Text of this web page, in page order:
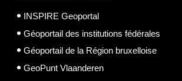
INSPIRE Geoportal
Géoportail des institutions fédérales
Géoportail de la Région bruxelloise
GeoPunt Vlaanderen